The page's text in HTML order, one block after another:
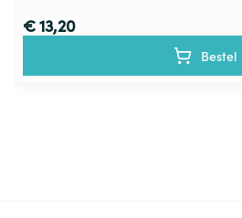
€ 13,20
Bestel